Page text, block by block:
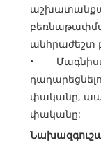
անհրաժեշտ
•
փականը,
փականը: